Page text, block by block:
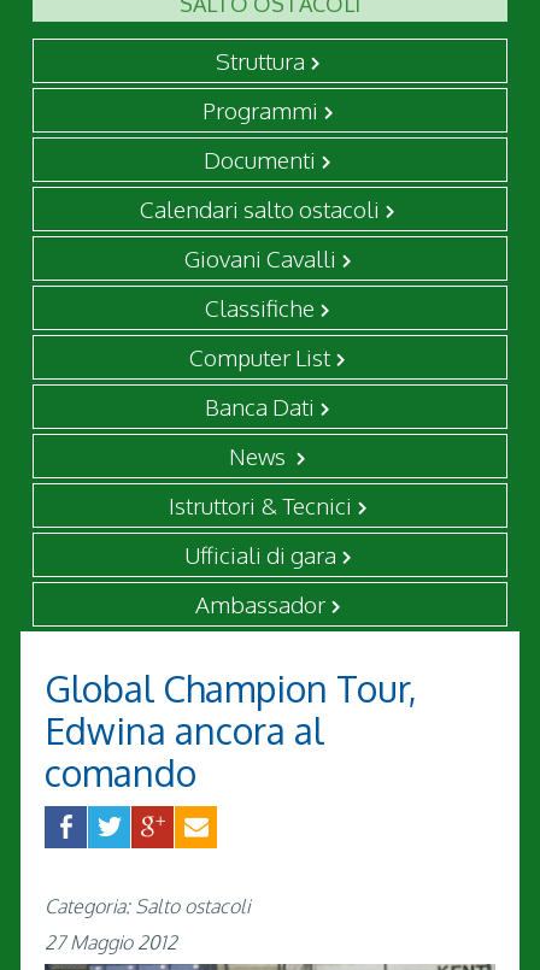
Struttura
Programmi
Documenti
Calendari salto ostacoli
Giovani Cavalli
Classifiche
Computer List
Banca Dati
News
Istruttori & Tecnici
Ufficiali di gara
Ambassador
Global Champion Tour,
Edwina ancora al
comando
Categoria: Salto ostacoli
27 Maggio 2012